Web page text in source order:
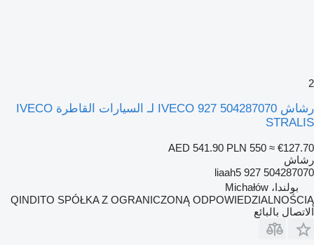
2
رشاش IVECO 927 504287070 لـ السيارات القاطرة IVECO
STRALIS
AED 541.90 PLN 550 ≈ €127.70
رشاش
504287070 927 liaah5
بولندا، Michałów
QINDITO SPÓŁKA Z OGRANICZONĄ ODPOWIEDZIALNOŚCIĄ
الاتصال بالبائع